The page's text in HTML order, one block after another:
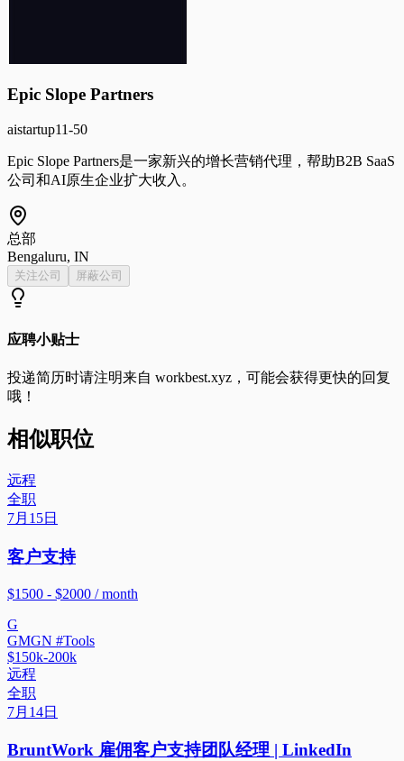
Epic Slope Partners
aistartup11-50
Epic Slope Partners是一家新兴的增长营销代理，帮助B2B SaaS
公司和AI原生企业扩大收入。
总部
Bengaluru, IN
关注公司 屏蔽公司
应聘小贴士
投递简历时请注明来自 workbest.xyz ，可能会获得更快的回复
哦！
相似职位
远程
全职
7月15日
客户支持
$1500 - $2000 / month
G
GMGN #Tools
$150k-200k
远程
全职
7月14日
BruntWork 雇佣客户支持团队经理 | LinkedIn